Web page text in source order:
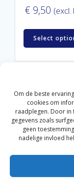
Om de beste
cookies om
raadplegen. Door in
gegevens zoals
geen
nadelige invloed
€ 9,50
Select
© 2026
Algemene